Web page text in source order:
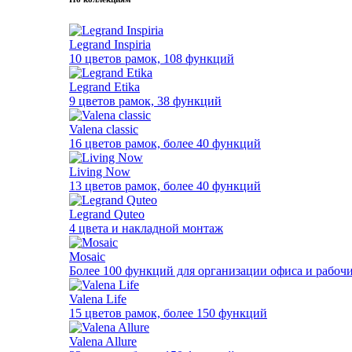
Legrand Inspiria
10 цветов рамок, 108 функций
Legrand Etika
9 цветов рамок, 38 функций
Valena classic
16 цветов рамок, более 40 функций
Living Now
13 цветов рамок, более 40 функций
Legrand Quteo
4 цвета и накладной монтаж
Mosaic
Более 100 функций для организации офиса и
Valena Life
15 цветов рамок, более 150 функций
Valena Allure